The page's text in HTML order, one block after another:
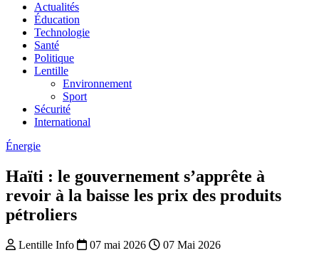
Actualités
Éducation
Technologie
Santé
Politique
Lentille
Environnement
Sport
Sécurité
International
Énergie
Haïti : le gouvernement s’apprête à
revoir à la baisse les prix des produits
pétroliers
Lentille Info 07 mai 2026 07 Mai 2026